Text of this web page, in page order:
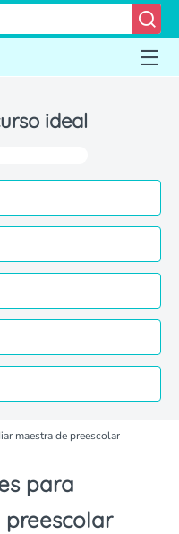
ideal
maestra de preescolar
para